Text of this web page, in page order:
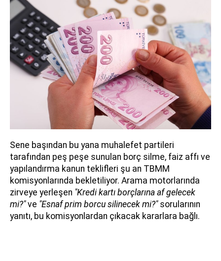
Sene başından bu yana muhalefet partileri
tarafından peş peşe sunulan borç silme, faiz affı ve
yapılandırma kanun teklifleri şu an TBMM
komisyonlarında bekletiliyor. Arama motorlarında
zirveye yerleşen "Kredi kartı borçlarına af gelecek
mi?"ve "Esnaf prim borcu silinecek mi?"sorularının
yanıtı, bu komisyonlardan çıkacak kararlara bağlı.